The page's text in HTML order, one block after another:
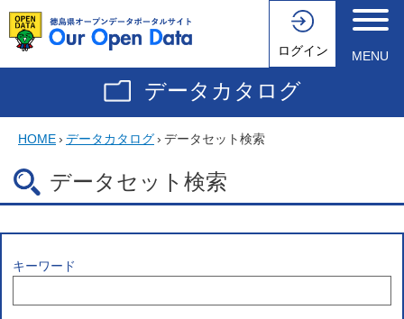
ログイン MENU
データカタログ
HOME› データカタログ› データセット検索
データセット検索
キーワード